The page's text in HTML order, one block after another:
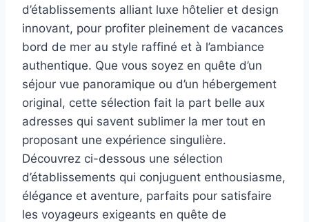
d’établissements alliant luxe hôtelier et design
innovant, pour profiter pleinement de vacances
bord de mer au style raffiné et à l’ambiance
authentique. Que vous soyez en quête d’un
séjour vue panoramique ou d’un hébergement
original, cette sélection fait la part belle aux
adresses qui savent sublimer la mer tout en
proposant une expérience singulière.
Découvrez ci-dessous une sélection
d’établissements qui conjuguent enthousiasme,
élégance et aventure, parfaits pour satisfaire
les voyageurs exigeants en quête de